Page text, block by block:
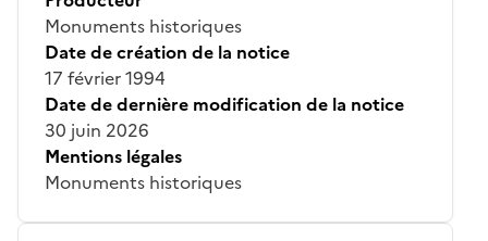
Monuments historiques
Date de création de la notice
17 février 1994
Date de dernière modification de la notice
30 juin 2026
Mentions légales
Monuments historiques